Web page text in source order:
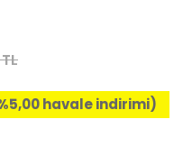
havale indirimi)